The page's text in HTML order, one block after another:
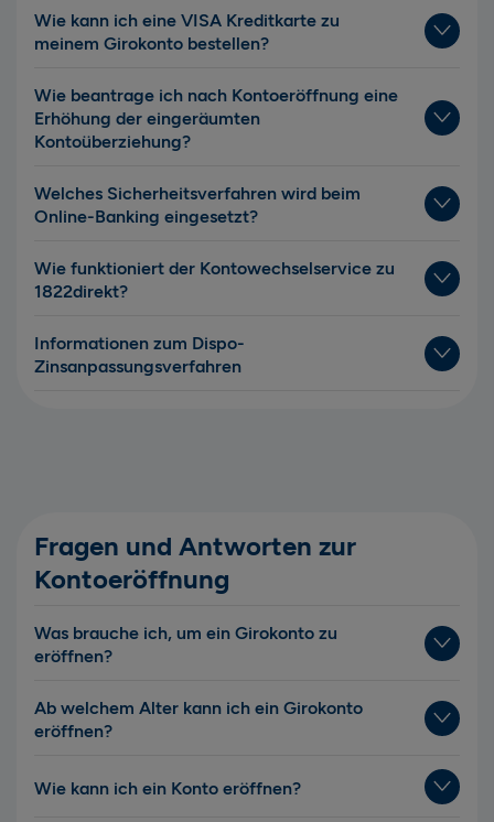
Wie kann ich eine VISA Kreditkarte zu
meinem Girokonto bestellen?
Wie beantrage ich nach Kontoeröffnung eine
Erhöhung der eingeräumten
Kontoüberziehung?
Welches Sicherheitsverfahren wird beim
Online-Banking eingesetzt?
Wie funktioniert der Kontowechselservice zu
1822direkt?
Informationen zum Dispo-
Zinsanpassungsverfahren
Fragen und Antworten zur
Kontoeröffnung
Was brauche ich, um ein Girokonto zu
eröffnen?
Ab welchem Alter kann ich ein Girokonto
eröffnen?
Wie kann ich ein Konto eröffnen?